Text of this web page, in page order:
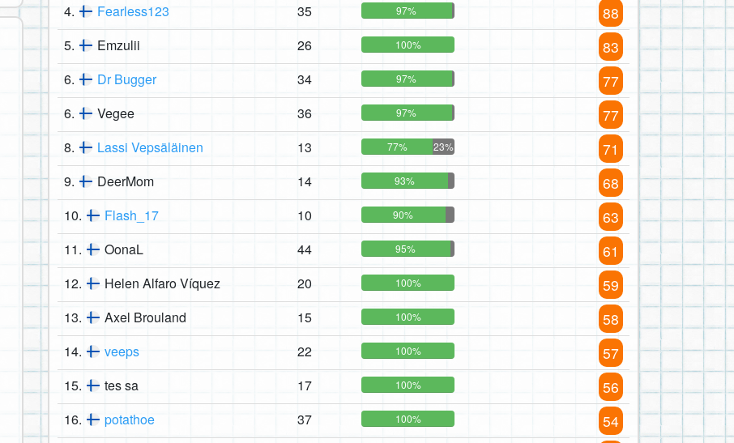
4. Fearless123 35 97% 88
5. Emzulii 26 100% 83
6. Dr Bugger 34 97% 77
6. Vegee 36 97% 77
8. Lassi Vepsäläinen 13 77% 23% 71
9. DeerMom 14 93% 68
10. Flash_17 10 90% 63
11. OonaL 44 95% 61
12. Helen Alfaro Víquez 20 100% 59
13. Axel Brouland 15 100% 58
14. veeps 22 100% 57
15. tes sa 17 100% 56
16. potathoe 37 100% 54